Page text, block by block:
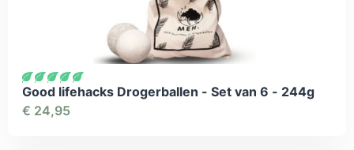
Good lifehacks Drogerballen - Set van 6 - 244g
€ 24,95